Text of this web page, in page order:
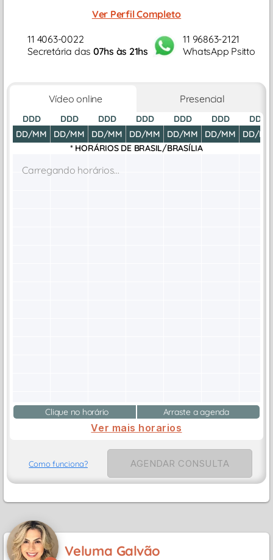
Ver Perfil Completo
11 4063-0022
Secretária das 07hs às 21hs
11 96863-2121
WhatsApp Psitto
Vídeo online Presencial
DDD
DD/MM
DDD
DD/MM
DDD
DD/MM
DDD
DD/MM
DDD
DD/MM
DDD
DD/MM
DDD
DD/MM
* HORÁRIOS DE BRASIL/BRASÍLIA
Carregando horários...
Clique no horário Arraste a agenda
Ver mais horarios
Como funciona? AGENDAR CONSULTA
Veluma Galvão